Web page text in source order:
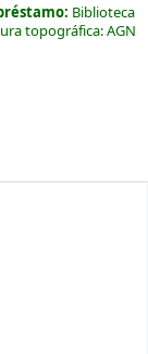
Biblioteca
topográfica:AGN